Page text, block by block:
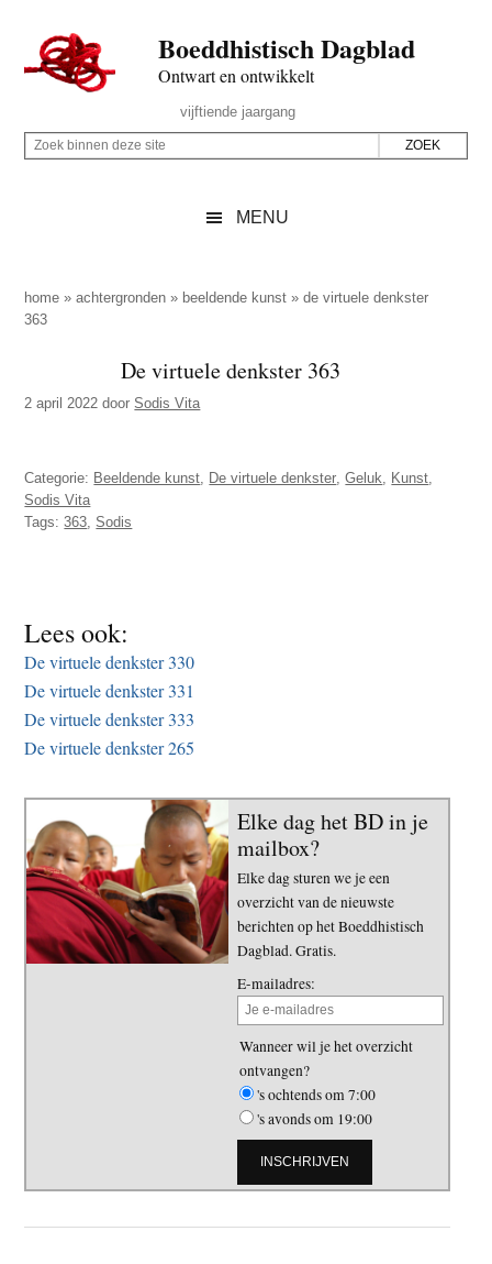
naar
de
inhoud
secondary
naar
de
sidebar
naar
de
Boeddhistisch Dagblad
Ontwart en ontwikkelt
Rechts
vijftiende jaargang
Z
p
d
z
i
t
Z
i
n
n
z
e
e
MENU
home »achtergronden » beeldende kunst »de virtuele denkster
363
De virtuele denkster 363
2 april 2022 doorSodis Vita
Categorie: Beeldende kunst De virtuele denkster ,Geluk Kunst
Sodis Vita
Tags:363 ,Sodis
Lees ook:
De virtuele denkster 330
De virtuele denkster 331
De virtuele denkster 333
De virtuele denkster 265
Elke dag het BD in je
mailbox?
Elke dag sturen we je een
overzicht van de nieuwste
berichten op het Boeddhistisch
Dagblad. Gratis.
E-mailadres:
Wanneer wil je het overzicht
ontvangen?
's ochtends om 7:00
's avonds om 19:00